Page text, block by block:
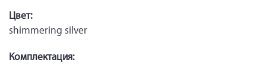
Цвет:
shimmering silver
Комплектация: